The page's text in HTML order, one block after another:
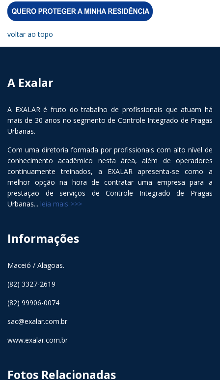
voltar ao topo
A Exalar
A EXALAR é fruto do trabalho de profissionais que atuam há
mais de 30 anos no segmento de Controle Integrado de Pragas
Urbanas.
Com uma diretoria formada por profissionais com alto nível de
conhecimento acadêmico nesta área, além de operadores
continuamente treinados, a EXALAR apresenta-se como a
melhor opção na hora de contratar uma empresa para a
prestação de serviços de Controle Integrado de Pragas
Urbanas... leia mais >>>
Informações
Maceió / Alagoas.
(82) 3327-2619
(82) 99906-0074
sac@exalar.com.br
www.exalar.com.br
Fotos Relacionadas